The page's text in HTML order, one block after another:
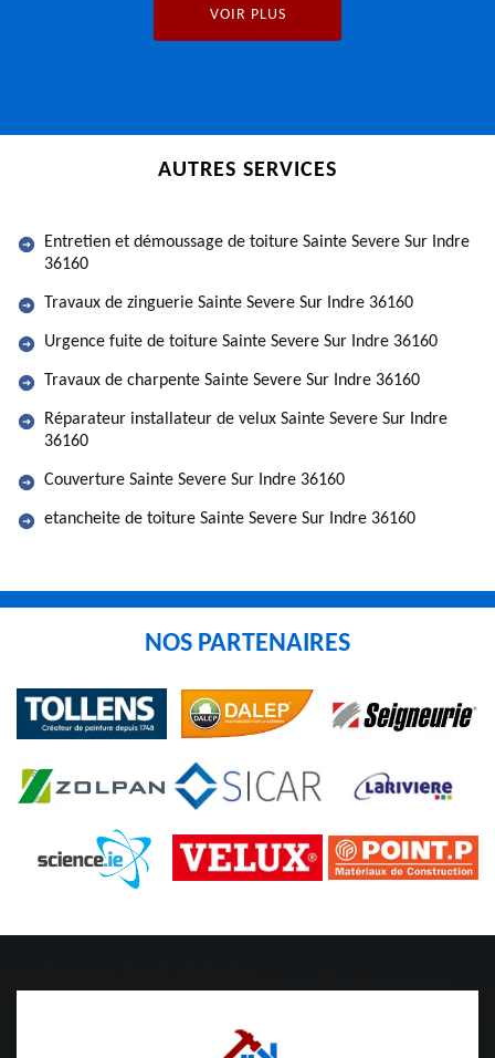
VOIR PLUS
AUTRES SERVICES
Entretien et démoussage de toiture Sainte Severe Sur Indre
36160
Travaux de zinguerie Sainte Severe Sur Indre 36160
Urgence fuite de toiture Sainte Severe Sur Indre 36160
Travaux de charpente Sainte Severe Sur Indre 36160
Réparateur installateur de velux Sainte Severe Sur Indre
36160
Couverture Sainte Severe Sur Indre 36160
etancheite de toiture Sainte Severe Sur Indre 36160
NOS PARTENAIRES